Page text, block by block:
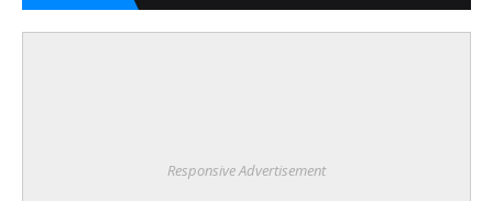
Responsive Advertisement